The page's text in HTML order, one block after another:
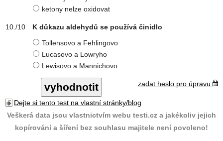
ketony nelze oxidovat
K důkazu aldehydů se používá činidlo
Tollensovo a Fehlingovo
Lucasovo a Lowryho
Lewisovo a Mannichovo
zadat heslo pro úpravu
Dejte si tento test na vlastní stránky/blog
Veškerá data jsou vlastnictvím webu testi.cz a jakékoliv jejich
kopírování a šíření bez souhlasu majitele není povoleno!